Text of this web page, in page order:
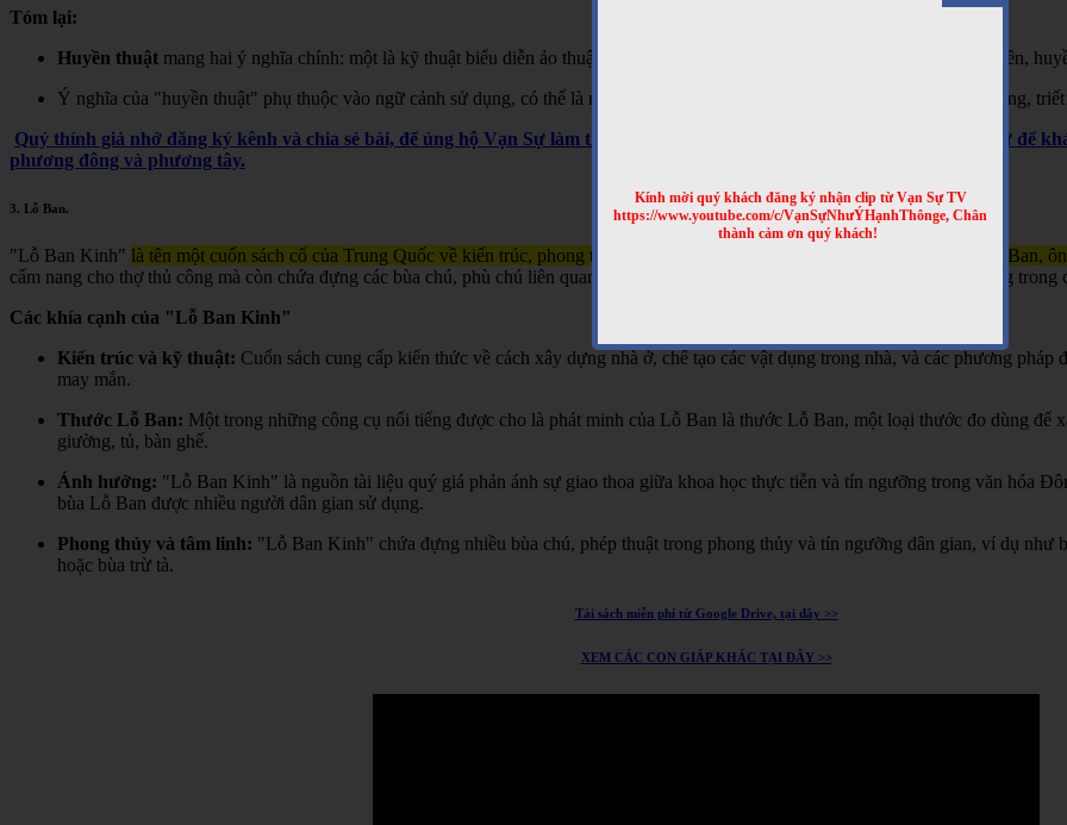
Kính mời quý khách đăng ký nhận clip từ Vạn Sự TV
https://www.youtube.com/c/VạnSựNhưÝHạnhThônge, Chân
thành cảm ơn quý khách!
Tóm lại:
Huyền thuật mang hai ý nghĩa chính: một là kỹ thuật biểu diễn ảo thuật, hai là phương pháp giải thích các hiện tượng siêu nhiên,
Ý nghĩa của "huyền thuật" phụ thuộc vào ngữ cảnh sử dụng, có thể là một hình thức giải trí hoặc là một phần của các tín ngưỡng,
Quý thính giả nhớ đăng ký kênh và chia sẻ bài, để ủng hộ Vạn Sự làm thêm nhiều clip bổ ích nhé! Truy cập website Vạn Sự để
phương đông và phương tây.
3. Lỗ Ban.
"Lỗ Ban Kinh" là tên một cuốn sách cổ của Trung Quốc về kiến trúc, phong thủy và kỹ thuật xây dựng, gắn liền với tên tuổi của Lỗ Ban,
cẩm nang cho thợ thủ công mà còn chứa đựng các bùa chú, phù chú liên quan đến việc xây nhà, làm đồ đạc, và đôi khi được sử dụng
Các khía cạnh của "Lỗ Ban Kinh"
Kiến trúc và kỹ thuật: Cuốn sách cung cấp kiến thức về cách xây dựng nhà ở, chế tạo các vật dụng trong nhà, và các phương
may mắn.
Thước Lỗ Ban: Một trong những công cụ nổi tiếng được cho là phát minh của Lỗ Ban là thước Lỗ Ban, một loại thước đo dùng để
giường, tủ, bàn ghế.
Ảnh hưởng: "Lỗ Ban Kinh" là nguồn tài liệu quý giá phản ánh sự giao thoa giữa khoa học thực tiễn và tín ngưỡng trong văn hóa
bùa Lỗ Ban được nhiều người dân gian sử dụng.
Phong thủy và tâm linh: "Lỗ Ban Kinh" chứa đựng nhiều bùa chú, phép thuật trong phong thủy và tín ngưỡng dân gian, ví dụ như
hoặc bùa trừ tà.
Tải sách miễn phí từ Google Drive, tại đây >>
XEM CÁC CON GIÁP KHÁC TẠI ĐÂY >>